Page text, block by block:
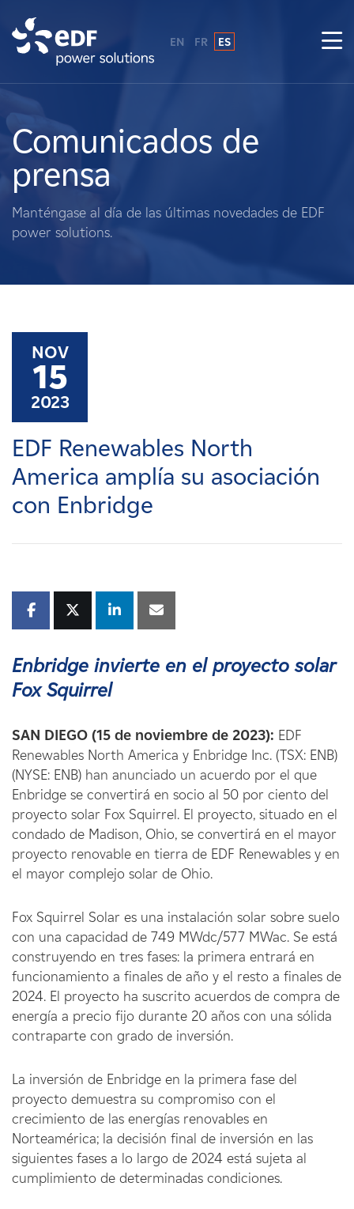
Sobre nosotros
Qué hacemos
Terratenientes
Carreras
Noticias
Contacte con
Afiliados
EN FR ES
Comunicados de
prensa
Manténgase al día de las últimas novedades de EDF
power solutions.
NOV
15
2023
EDF Renewables North
America amplía su asociación
con Enbridge
Enbridge invierte en el proyecto solar
Fox Squirrel
SAN DIEGO (15 de noviembre de 2023): EDF
Renewables North America y Enbridge Inc. (TSX: ENB)
(NYSE: ENB) han anunciado un acuerdo por el que
Enbridge se convertirá en socio al 50 por ciento del
proyecto solar Fox Squirrel. El proyecto, situado en el
condado de Madison, Ohio, se convertirá en el mayor
proyecto renovable en tierra de EDF Renewables y en
el mayor complejo solar de Ohio.
Fox Squirrel Solar es una instalación solar sobre suelo
con una capacidad de 749 MWdc/577 MWac. Se está
construyendo en tres fases: la primera entrará en
funcionamiento a finales de año y el resto a finales de
2024. El proyecto ha suscrito acuerdos de compra de
energía a precio fijo durante 20 años con una sólida
contraparte con grado de inversión.
La inversión de Enbridge en la primera fase del
proyecto demuestra su compromiso con el
crecimiento de las energías renovables en
Norteamérica; la decisión final de inversión en las
siguientes fases a lo largo de 2024 está sujeta al
cumplimiento de determinadas condiciones.